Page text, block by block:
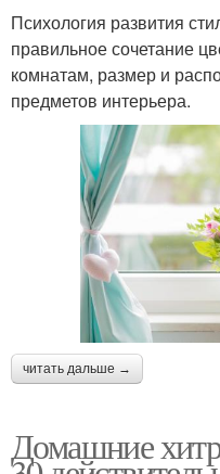
Психология развития
правильное сочетание
комнатам, размер и
предметов интерьера.
читать дальше →
Домашние